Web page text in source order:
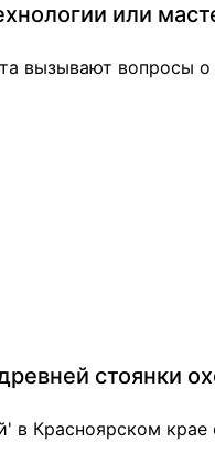
или
вызывают вопросы
стоянки
Красноярском